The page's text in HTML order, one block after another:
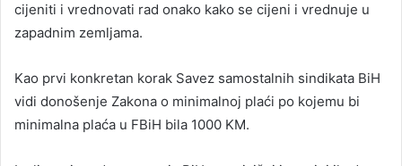
cijeniti i vrednovati rad onako kako se cijeni i vrednuje u
zapadnim zemljama.
Kao prvi konkretan korak Savez samostalnih sindikata BiH
vidi donošenje Zakona o minimalnoj plaći po kojemu bi
minimalna plaća u FBiH bila 1000 KM.